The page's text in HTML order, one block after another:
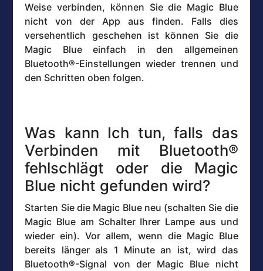
Weise verbinden, können Sie die Magic Blue
nicht von der App aus finden. Falls dies
versehentlich geschehen ist können Sie die
Magic Blue einfach in den allgemeinen
Bluetooth®-Einstellungen wieder trennen und
den Schritten oben folgen.
Was kann Ich tun, falls das
Verbinden mit Bluetooth®
fehlschlägt oder die Magic
Blue nicht gefunden wird?
Starten Sie die Magic Blue neu (schalten Sie die
Magic Blue am Schalter Ihrer Lampe aus und
wieder ein). Vor allem, wenn die Magic Blue
bereits länger als 1 Minute an ist, wird das
Bluetooth®-Signal von der Magic Blue nicht